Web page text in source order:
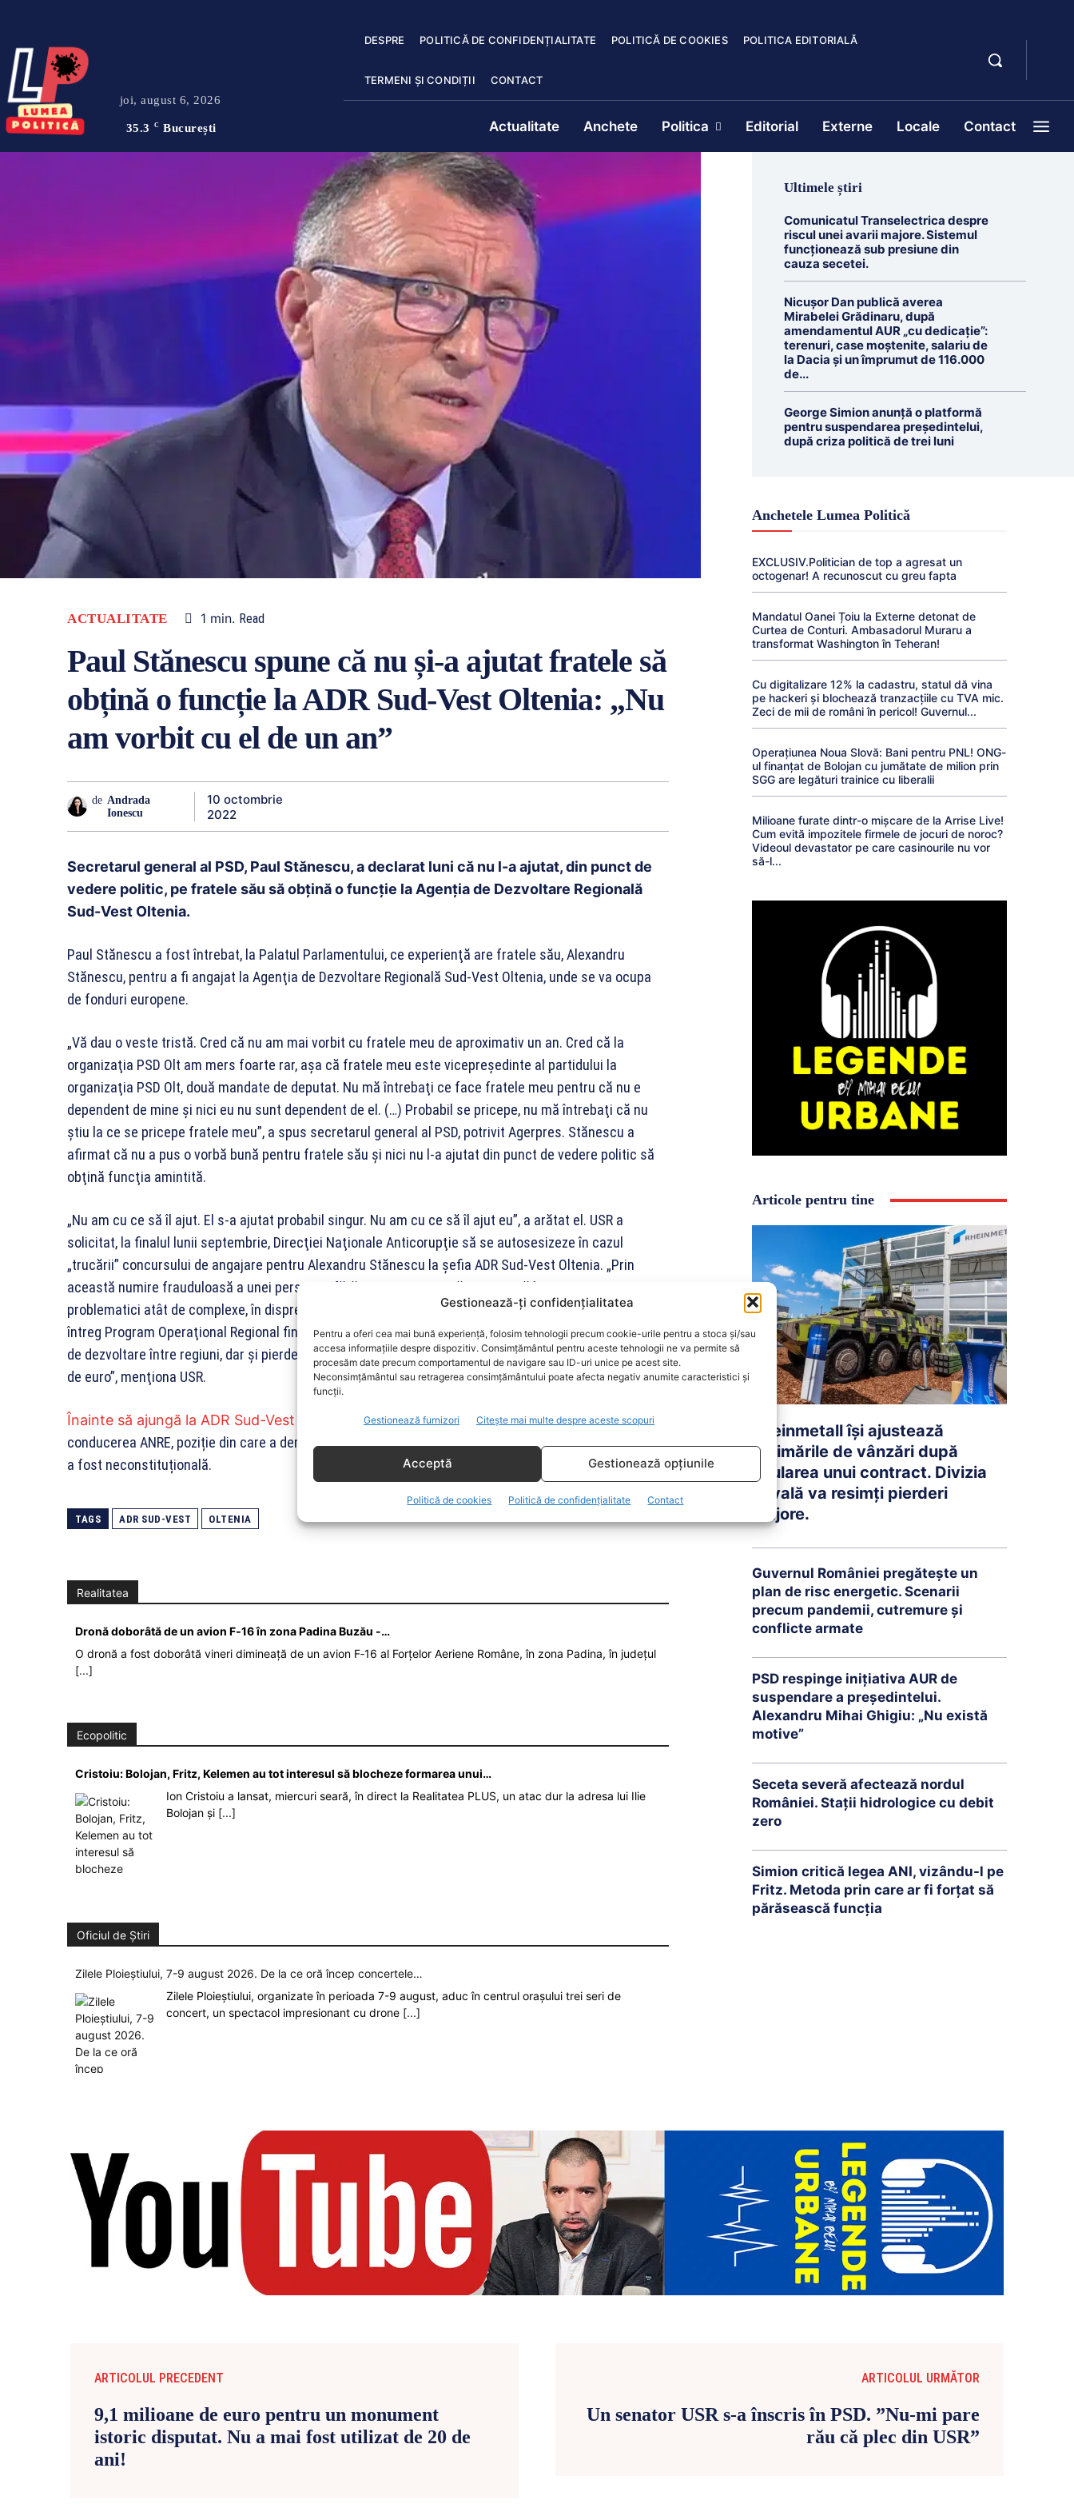
Gestionează-ți confidențialitatea
Pentru a oferi cea mai bună experiență, folosim tehnologii precum cookie-urile pentru a stoca și/sau
accesa informațiile despre dispozitiv. Consimțământul pentru aceste tehnologii ne va permite să
procesăm date precum comportamentul de navigare sau ID-uri unice pe acest site.
Neconsimțământul sau retragerea consimțământului poate afecta negativ anumite caracteristici și
funcții.
Gestionează furnizori Citește mai multe despre aceste scopuri
Acceptă Gestionează opțiunile
Politică de cookies Politică de confidențialitate Contact
joi, august 6, 2026
35.3 C București
DESPRE POLITICĂ DE CONFIDENȚIALITATE POLITICĂ DE COOKIES POLITICA EDITORIALĂ
TERMENI ȘI CONDIȚII CONTACT
Actualitate Anchete Politica Editorial Externe Locale Contact
ACTUALITATE 1 min. Read
Paul Stănescu spune că nu și-a ajutat fratele să
obțină o funcție la ADR Sud-Vest Oltenia: „Nu
am vorbit cu el de un an”
de Andrada
Ionescu
10 octombrie
2022
Secretarul general al PSD, Paul Stănescu, a declarat luni că nu l-a ajutat, din punct de
vedere politic, pe fratele său să obţină o funcţie la Agenţia de Dezvoltare Regională
Sud-Vest Oltenia.
Paul Stănescu a fost întrebat, la Palatul Parlamentului, ce experienţă are fratele său, Alexandru
Stănescu, pentru a fi angajat la Agenţia de Dezvoltare Regională Sud-Vest Oltenia, unde se va ocupa
de fonduri europene.
„Vă dau o veste tristă. Cred că nu am mai vorbit cu fratele meu de aproximativ un an. Cred că la
organizaţia PSD Olt am mers foarte rar, aşa că fratele meu este vicepreşedinte al partidului la
organizaţia PSD Olt, două mandate de deputat. Nu mă întrebaţi ce face fratele meu pentru că nu e
dependent de mine şi nici eu nu sunt dependent de el. (…) Probabil se pricepe, nu mă întrebaţi că nu
ştiu la ce se pricepe fratele meu”, a spus secretarul general al PSD, potrivit Agerpres. Stănescu a
afirmat că nu a pus o vorbă bună pentru fratele său şi nici nu l-a ajutat din punct de vedere politic să
obţină funcţia amintită.
„Nu am cu ce să îl ajut. El s-a ajutat probabil singur. Nu am cu ce să îl ajut eu”, a arătat el. USR a
solicitat, la finalul lunii septembrie, Direcţiei Naţionale Anticorupţie să se autosesizeze în cazul
„trucării” concursului de angajare pentru Alexandru Stănescu la şefia ADR Sud-Vest Oltenia. „Prin
această numire frauduloasă a unei persoane fără nici cea mai mică experienţă în gestionarea unei
problematici atât de complexe, în dispreţ faţă de bunul simţ şi în sfidarea legilor, este pus în pericol un
întreg Program Operaţional Regional finanţat din bani europeni, ratând şansa de a reduce decalajele
de dezvoltare între regiuni, dar şi pierderea totală a fondurilor alocate prin acest program, 1,2 miliarde
de euro”, menţiona USR.
Înainte să ajungă la ADR Sud-Vest Oltenia, Alexandru Stănescu a fost numit de Parlament în
conducerea ANRE, poziție din care a demisionat ulterior. După demisie, CCR a constatat că numirea sa
a fost neconstituțională.
TAGS ADR SUD-VEST OLTENIA
Realitatea
Dronă doborâtă de un avion F‑16 în zona Padina Buzău -…
O dronă a fost doborâtă vineri dimineață de un avion F‑16 al Forțelor Aeriene Române, în zona Padina, în județul
[...]
Ecopolitic
Cristoiu: Bolojan, Fritz, Kelemen au tot interesul să blocheze formarea unui…
Ion Cristoiu a lansat, miercuri seară, în direct la Realitatea PLUS, un atac dur la adresa lui Ilie
Bolojan și [...]
Oficiul de Știri
Zilele Ploieștiului, 7-9 august 2026. De la ce oră încep concertele…
Zilele Ploieștiului, organizate în perioada 7-9 august, aduc în centrul orașului trei seri de
concert, un spectacol impresionant cu drone [...]
Ultimele știri
Comunicatul Transelectrica despre
riscul unei avarii majore. Sistemul
funcționează sub presiune din
cauza secetei.
Nicușor Dan publică averea
Mirabelei Grădinaru, după
amendamentul AUR „cu dedicație”:
terenuri, case moștenite, salariu de
la Dacia și un împrumut de 116.000
de...
George Simion anunță o platformă
pentru suspendarea președintelui,
după criza politică de trei luni
Anchetele Lumea Politică
EXCLUSIV.Politician de top a agresat un
octogenar! A recunoscut cu greu fapta
Mandatul Oanei Țoiu la Externe detonat de
Curtea de Conturi. Ambasadorul Muraru a
transformat Washington în Teheran!
Cu digitalizare 12% la cadastru, statul dă vina
pe hackeri și blochează tranzacțiile cu TVA mic.
Zeci de mii de români în pericol! Guvernul...
Operațiunea Noua Slovă: Bani pentru PNL! ONG-
ul finanțat de Bolojan cu jumătate de milion prin
SGG are legături trainice cu liberalii
Milioane furate dintr-o mișcare de la Arrise Live!
Cum evită impozitele firmele de jocuri de noroc?
Videoul devastator pe care casinourile nu vor
să-l...
Articole pentru tine
Rheinmetall își ajustează
estimările de vânzări după
anularea unui contract. Divizia
navală va resimți pierderi
majore.
Guvernul României pregătește un
plan de risc energetic. Scenarii
precum pandemii, cutremure și
conflicte armate
PSD respinge inițiativa AUR de
suspendare a președintelui.
Alexandru Mihai Ghigiu: „Nu există
motive”
Seceta severă afectează nordul
României. Stații hidrologice cu debit
zero
Simion critică legea ANI, vizându-l pe
Fritz. Metoda prin care ar fi forțat să
părăsească funcția
ARTICOLUL PRECEDENT
9,1 milioane de euro pentru un monument
istoric disputat. Nu a mai fost utilizat de 20 de
ani!
ARTICOLUL URMĂTOR
Un senator USR s-a înscris în PSD. ”Nu-mi pare
rău că plec din USR”